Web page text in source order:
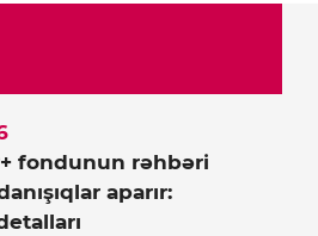
fondunun rəhbəri
aparır: